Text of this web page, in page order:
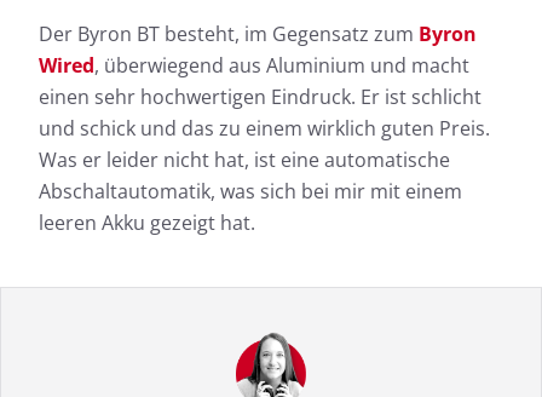
Der Byron BT besteht, im Gegensatz zum Byron
Wired, überwiegend aus Aluminium und macht
einen sehr hochwertigen Eindruck. Er ist schlicht
und schick und das zu einem wirklich guten Preis.
Was er leider nicht hat, ist eine automatische
Abschaltautomatik, was sich bei mir mit einem
leeren Akku gezeigt hat.